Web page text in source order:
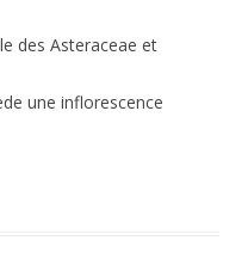
des Asteraceae et
une inflorescence